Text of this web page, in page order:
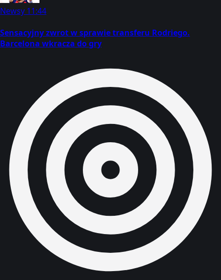
Newsy 11:44
Sensacyjny zwrot w sprawie transferu Rodriego.
Barcelona wkracza do gry